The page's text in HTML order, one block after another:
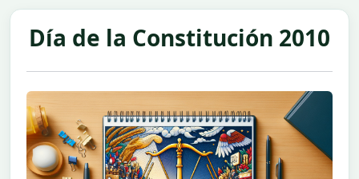
Día de la Constitución 2010